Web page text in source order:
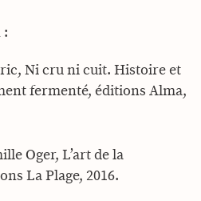
:
Ni cru ni cuit. Histoire et
fermenté, éditions Alma,
Oger, L’art de la
La Plage, 2016.